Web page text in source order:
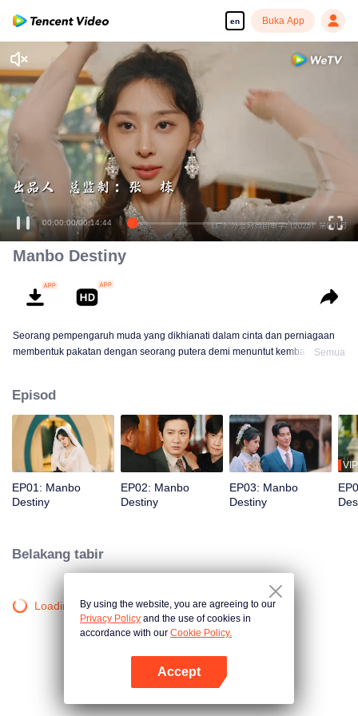
en Buka App
00:00:00/00:14:44
Manbo Destiny
Seorang pempengaruh muda yang dikhianati dalam cinta dan perniagaan
membentuk pakatan dengan seorang putera demi menuntut kembali
jiwa dari kehidupan lampau yang mungkin menjadi takdir atau sumpahan.
Semua
Episod
EP01: Manbo
Destiny
EP02: Manbo
Destiny
EP03: Manbo
Destiny
VIP
Belakang tabir
Loading…By using the website, you are agreeing to our
Privacy Policy and the use of cookies in
accordance with our Cookie Policy.
Accept